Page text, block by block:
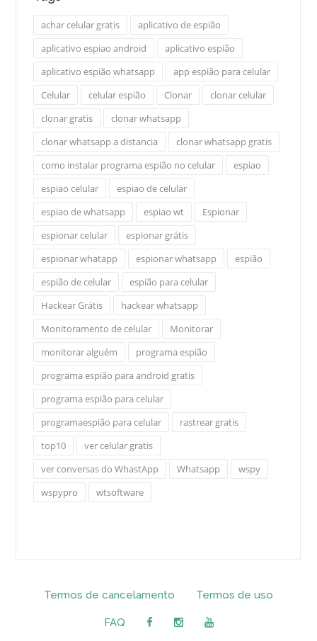
achar celular gratis
aplicativo de espião
aplicativo espiao android
aplicativo espião
aplicativo espião whatsapp
app espião para celular
Celular
celular espião Clonar
clonar celular
clonar gratis
clonar whatsapp
clonar whatsapp a distancia
clonar whatsapp gratis
como instalar programa espião no celular
espiao
espiao celular
espiao de celular
espiao de whatsapp
espiao wt
Espionar
espionar celular
espionar grátis
espionar whatapp
espionar whatsapp
espião
espião de celular
espião para celular
Hackear Grátis
hackear whatsapp
Monitoramento de celular
Monitorar
monitorar alguém
programa espião
programa espião para android gratis
programa espião para celular
programaespião para celular
rastrear gratis
top10
ver celular gratis
ver conversas do WhastApp
Whatsapp
wspy
wspypro
wtsoftware
Termos de cancelamento Termos de uso
FAQ